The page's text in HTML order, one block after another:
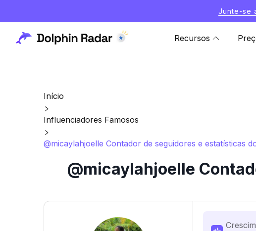
Junte-se
Recursos
Início
Influenciadores Famosos
@micaylahjoelle Contador de seguidores e estatísticas
@micaylahjoelle